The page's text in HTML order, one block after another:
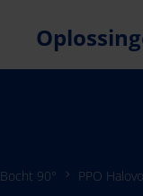
Bocht 90° PPO